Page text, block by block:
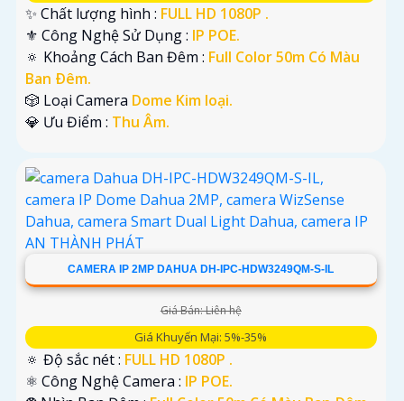
✨ Chất lượng hình : FULL HD 1080P .
⚜️ Công Nghệ Sử Dụng : IP POE.
🔅 Khoảng Cách Ban Đêm : Full Color 50m Có Màu
Ban Ðêm.
🎲 Loại Camera Dome Kim loại.
️💎 Ưu Điểm : Thu Âm.
CAMERA IP 2MP DAHUA DH-IPC-HDW3249QM-S-IL
Giá Bán: Liên hệ
Giá Khuyến Mại: 5%-35%
🔅 Độ sắc nét : FULL HD 1080P .
⚛️ Công Nghệ Camera : IP POE.